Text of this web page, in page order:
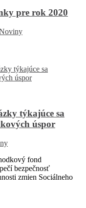
pre rok 2020
týkajúce sa
úspor
fond
bezpečnosť
zmien Sociálneho